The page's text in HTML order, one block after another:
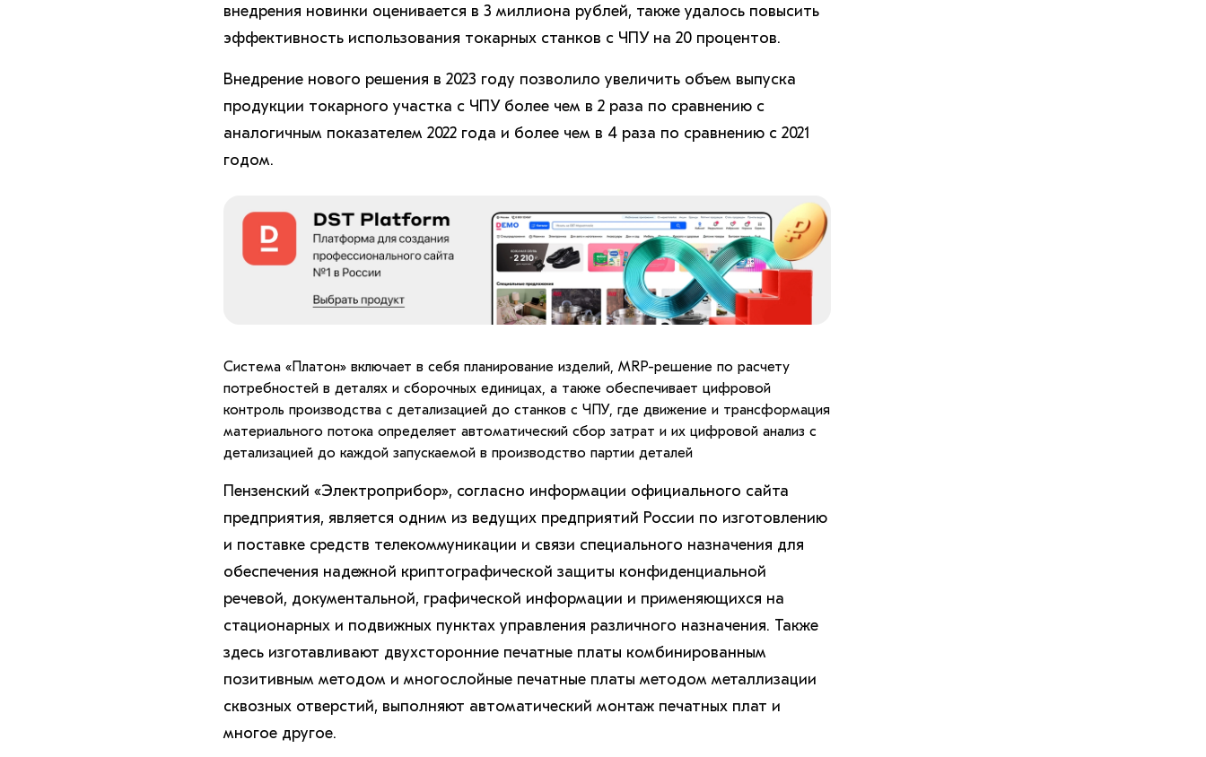
внедрения новинки оценивается в 3 миллиона рублей, также удалось повысить
эффективность использования токарных станков с ЧПУ на 20 процентов.
Внедрение нового решения в 2023 году позволило увеличить объем выпуска
продукции токарного участка с ЧПУ более чем в 2 раза по сравнению с
аналогичным показателем 2022 года и более чем в 4 раза по сравнению с 2021
годом.
Система «Платон» включает в себя планирование изделий, MRP-решение по расчету
потребностей в деталях и сборочных единицах, а также обеспечивает цифровой
контроль производства с детализацией до станков с ЧПУ, где движение и трансформация
материального потока определяет автоматический сбор затрат и их цифровой анализ с
детализацией до каждой запускаемой в производство партии деталей
Пензенский «Электроприбор», согласно информации официального сайта
предприятия, является одним из ведущих предприятий России по изготовлению
и поставке средств телекоммуникации и связи специального назначения для
обеспечения надежной криптографической защиты конфиденциальной
речевой, документальной, графической информации и применяющихся на
стационарных и подвижных пунктах управления различного назначения. Также
здесь изготавливают двухсторонние печатные платы комбинированным
позитивным методом и многослойные печатные платы методом металлизации
сквозных отверстий, выполняют автоматический монтаж печатных плат и
многое другое.